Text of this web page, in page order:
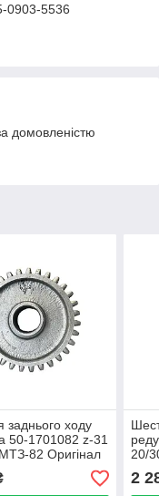
0903-5536
домовленістю
заднього ходу
50-1701082 z-31
82 Оригінал
20/
2